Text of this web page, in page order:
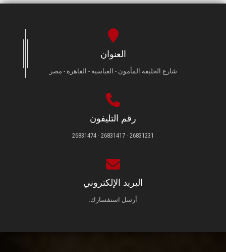
العنوان
شارع الخليفة المأمون - العباسية - القاهرة - مصر
رقم التليفون
26831231 - 26831417 - 26831474
البريد الإلكتروني
أرسل استفسارك.